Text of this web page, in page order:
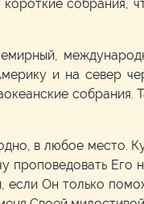
собрания,
и на север
собрания.
в любое место.
проповедовать Его
если Он только